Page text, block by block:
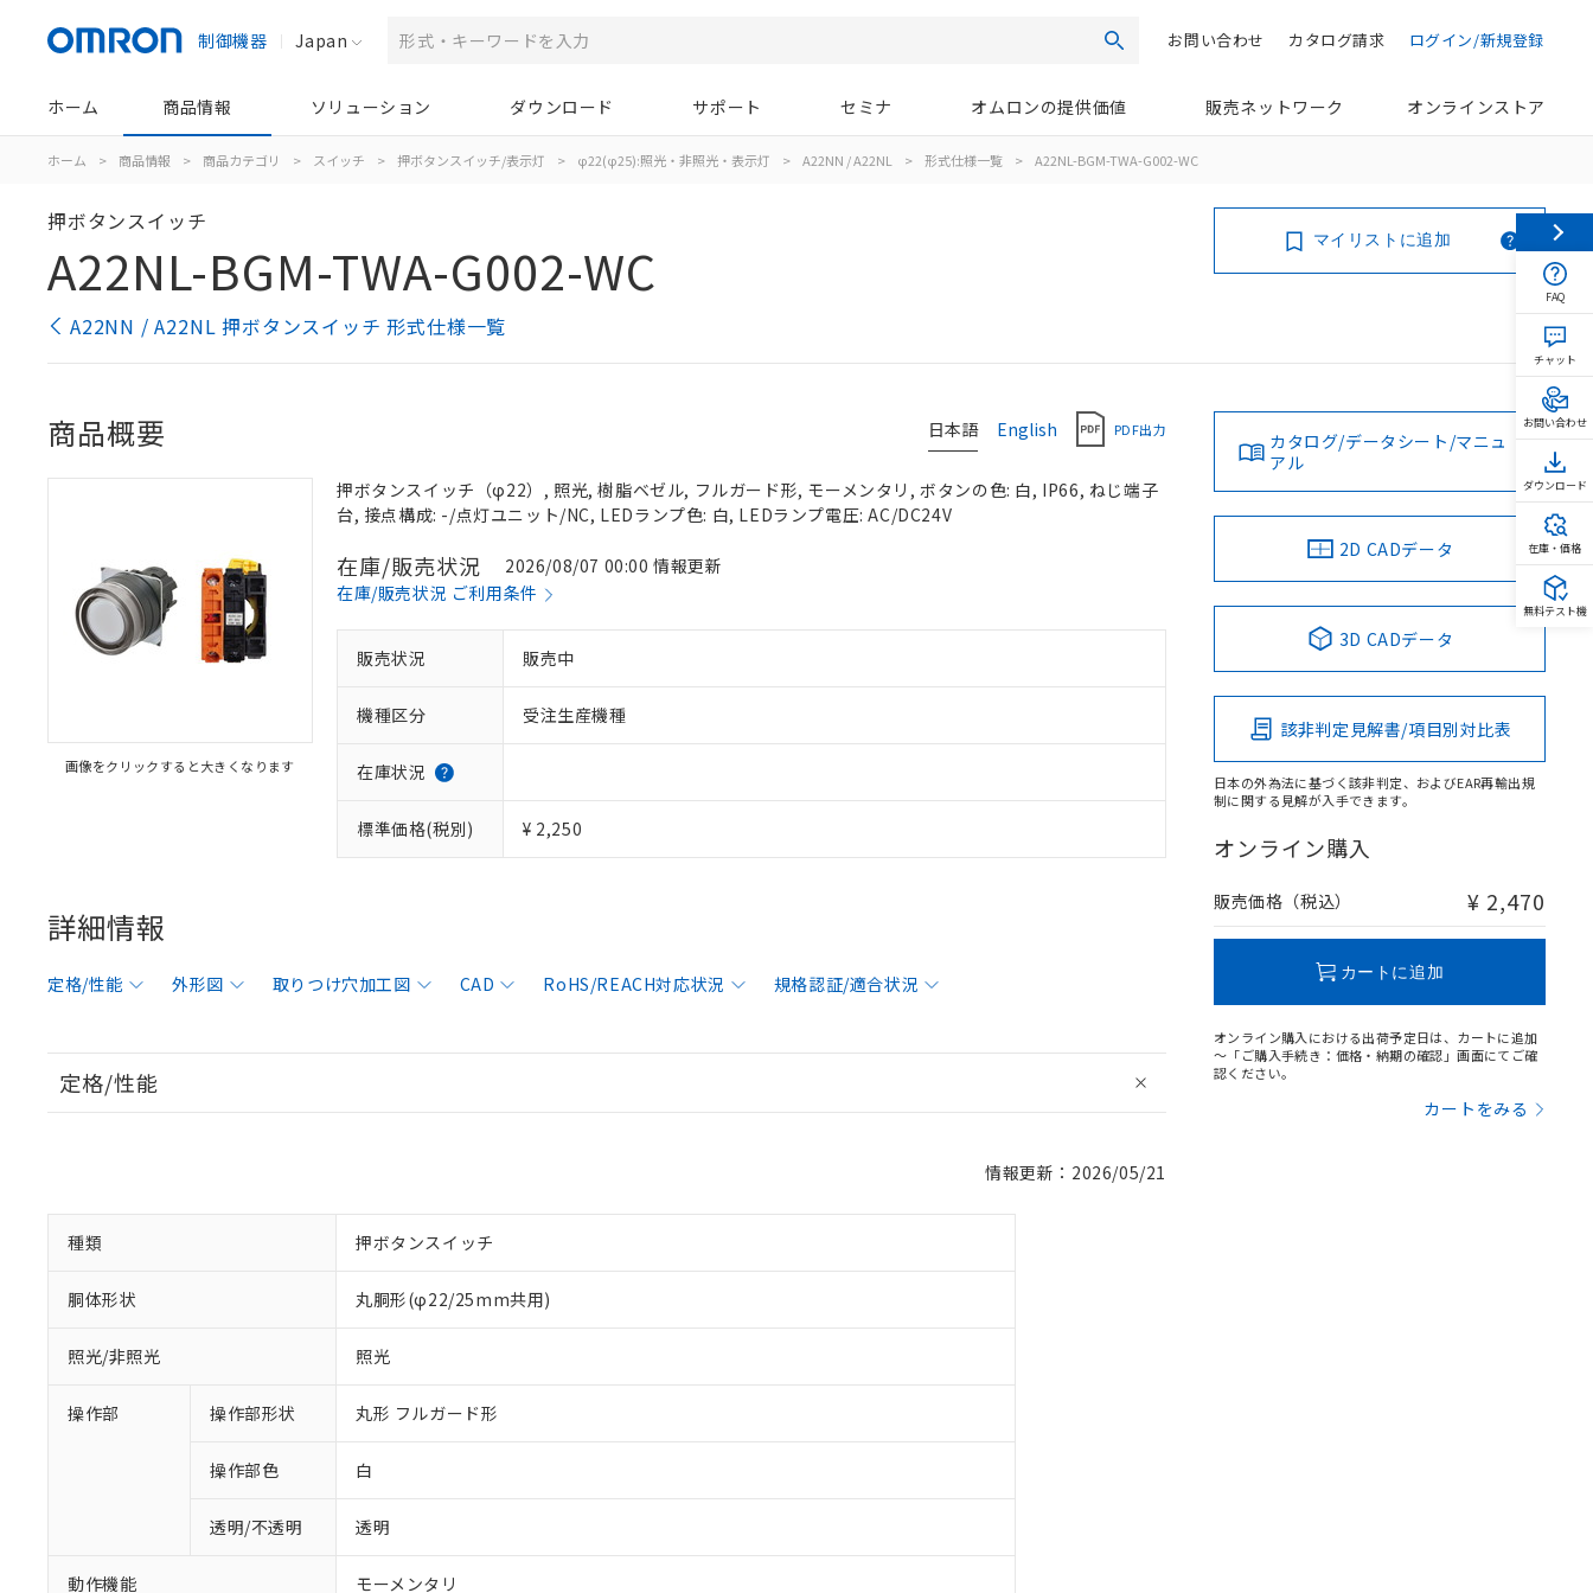
制御機器 Japan 検索 ログイン/新規登録
カタログ請求
お問い合わせ
ホーム 商品情報 ソリューション ダウンロード サポート セミナ オムロンの提供価値 販売ネットワーク オンラインストア
ホーム > 商品情報 > 商品カテゴリ > スイッチ > 押ボタンスイッチ/表示灯 > φ22(φ25):照光・非照光・表示灯 > A22NN / A22NL > 形式仕様一覧 > A22NL-BGM-TWA-G002-WC
押ボタンスイッチ
A22NL-BGM-TWA-G002-WC
A22NN / A22NL 押ボタンスイッチ 形式仕様一覧
マイリストに追加
日本語 English PDF出力
商品概要
画像をクリックすると大きくなります
押ボタンスイッチ（φ22）, 照光, 樹脂ベゼル, フルガード形, モーメンタリ, ボタンの色: 白, IP66, ねじ端子
台, 接点構成: -/点灯ユニット/NC, LEDランプ色: 白, LEDランプ電圧: AC/DC24V
在庫/販売状況
2026/08/07 00:00 情報更新
在庫/販売状況 ご利用条件
販売状況 販売中
機種区分 受注生産機種
在庫状況
標準価格(税別) ¥ 2,250
詳細情報
定格/性能 外形図 取りつけ穴加工図 CAD RoHS/REACH対応状況 規格認証/適合状況
定格/性能
情報更新：2026/05/21
種類 押ボタンスイッチ
胴体形状 丸胴形(φ22/25mm共用)
照光/非照光 照光
操作部 操作部形状 丸形 フルガード形
操作部色 白
透明/不透明 透明
動作機能 モーメンタリ
カタログ/データシート/マニュ
アル
2D CADデータ
3D CADデータ
該非判定見解書/項目別対比表
日本の外為法に基づく該非判定、およびEAR再輸出規
制に関する見解が入手できます。
オンライン購入
販売価格（税込） ¥ 2,470
カートに追加
オンライン購入における出荷予定日は、カートに追加
～「ご購入手続き：価格・納期の確認」画面にてご確
認ください。
カートをみる
FAQ
チャット
お問い合わせ
ダウンロード
在庫・価格
無料テスト機